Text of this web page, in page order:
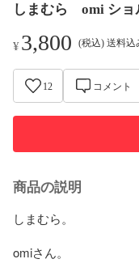
しまむら omi シ
¥3,800 (税込) 送料込
12 コメント
商品の説明
しまむら。
omiさん。